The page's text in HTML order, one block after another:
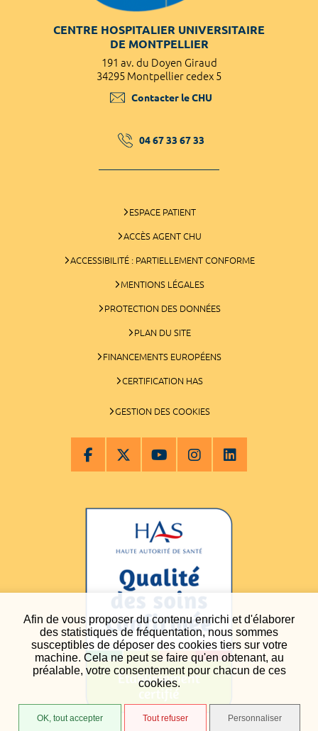
Afin de vous proposer du contenu enrichi et d'élaborer
des statistiques de fréquentation, nous sommes
susceptibles de déposer des cookies tiers sur votre
machine. Cela ne peut se faire qu'en obtenant, au
préalable, votre consentement pour chacun de ces
cookies.
OK, tout accepter Tout refuser Personnaliser
CENTRE HOSPITALIER UNIVERSITAIRE
DE MONTPELLIER
191 av. du Doyen Giraud
34295 Montpellier cedex 5
Contacter le CHU
04 67 33 67 33
ESPACE PATIENT
ACCÈS AGENT CHU
ACCESSIBILITÉ : PARTIELLEMENT CONFORME
MENTIONS LÉGALES
PROTECTION DES DONNÉES
PLAN DU SITE
FINANCEMENTS EUROPÉENS
CERTIFICATION HAS
GESTION DES COOKIES